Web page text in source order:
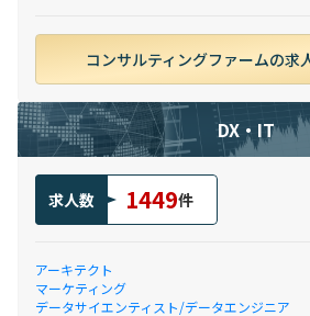
コンサルティングファームの求
DX・IT
求人数 1449件
アーキテクト
マーケティング
データサイエンティスト/データエンジニア